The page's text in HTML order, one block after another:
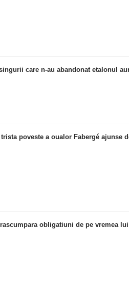
care n-au abandonat etalonul
trista poveste a oualor Fabergé
obligatiuni de pe vremea